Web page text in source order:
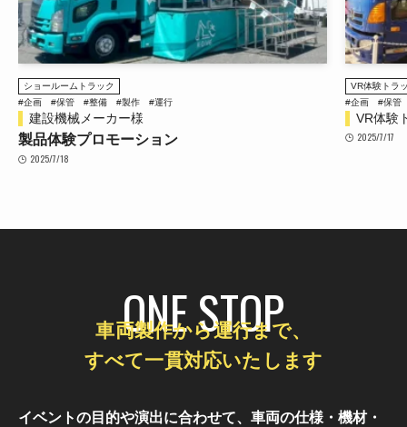
ショールームトラック
#企画
#保管 #整備 #製作 #運行
建設機械メーカー様
製品体験プロモーション
2025/7/18
VR体験トラ
#企画
#保管
VR体験
2025/7/17
ONE STOP
車両製作から運行まで、
すべて一貫対応いたします
イベントの目的や演出に合わせて、車両の仕様・機材・